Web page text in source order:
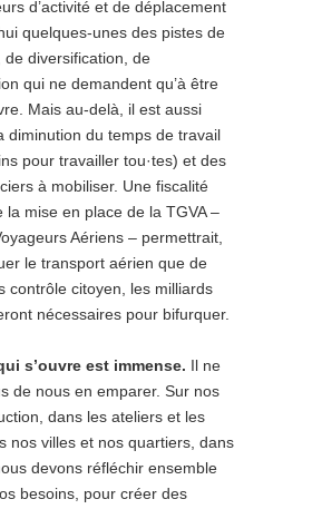
d’activité et de déplacement
quelques-unes des pistes de
de diversification, de
qui ne demandent qu’à être
Mais au-delà, il est aussi
diminution du temps de travail
pour travailler tou·tes) et des
à mobiliser. Une fiscalité
la mise en place de la TGVA –
Aériens – permettrait,
le transport aérien que de
contrôle citoyen, les milliards
nécessaires pour bifurquer.
s’ouvre est immense. Il ne
de nous en emparer. Sur nos
dans les ateliers et les
nos villes et nos quartiers, dans
devons réfléchir ensemble
besoins, pour créer des